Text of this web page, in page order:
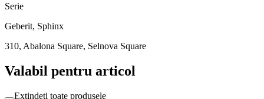
Serie
Geberit, Sphinx
310, Abalona Square, Selnova Square
Valabil pentru articol
Extindeți toate produsele